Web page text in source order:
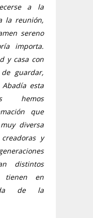
a la
la reunión,
sereno
importa.
y casa con
guardar,
esta
hemos
que
diversa
y
distintos
tienen en
de la